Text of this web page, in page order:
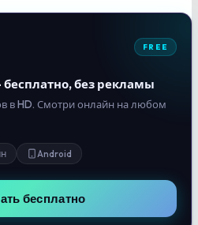
FREE
без рекламы
в HD. Смотри онлайн на любом
Android
бесплатно